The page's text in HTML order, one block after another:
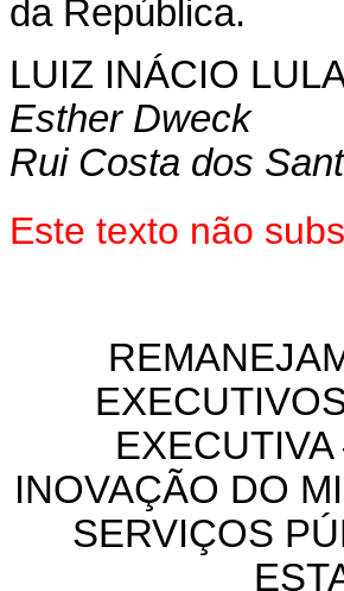
da República.
LUIZ INÁCIO
Esther Dweck
Rui Costa dos
Este texto não
INOVAÇÃO DO
SERVIÇOS